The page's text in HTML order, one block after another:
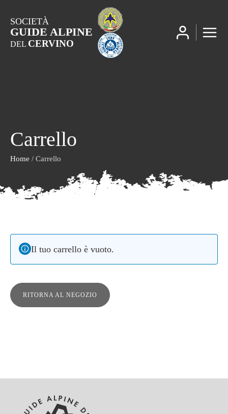
SOCIETÀ
GUIDE ALPINE
DEL CERVINO
Carrello
Home / Carrello
Il tuo carrello è vuoto.
RITORNA AL NEGOZIO